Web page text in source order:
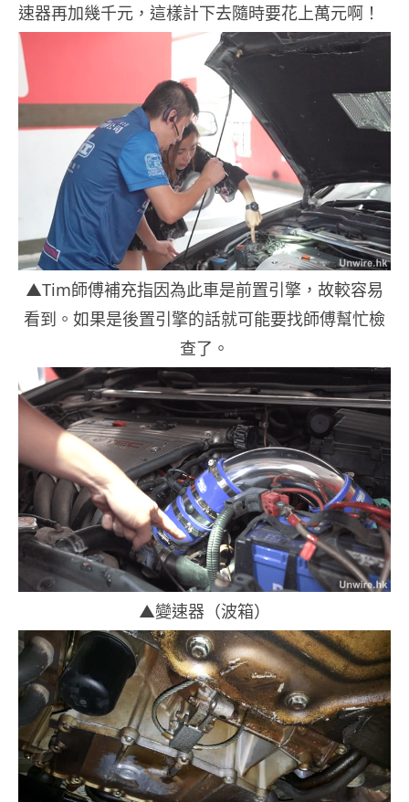
速器再加幾千元，這樣計下去隨時要花上萬元啊！
▲Tim師傅補充指因為此車是前置引擎，故較容易
看到。如果是後置引擎的話就可能要找師傅幫忙檢
查了。
▲變速器（波箱）